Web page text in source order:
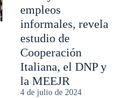
empleos
informales, revela
estudio de
Cooperación
Italiana, el DNP y
la MEEJR
4 de julio de 2024